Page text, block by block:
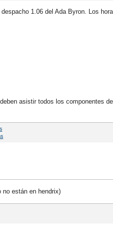
1.06 del Ada Byron. Los
asistir todos los componentes de
no están en hendrix)